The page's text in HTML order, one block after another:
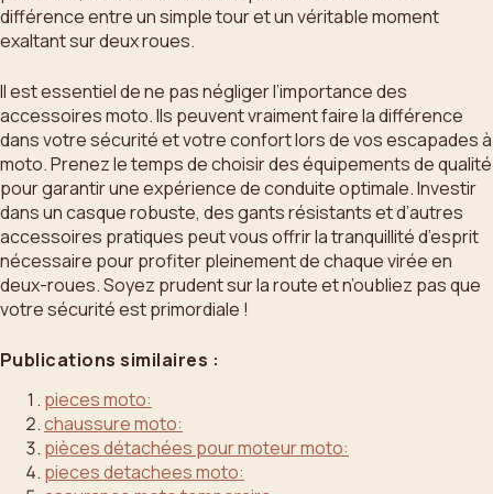
différence entre un simple tour et un véritable moment
exaltant sur deux roues.
Il est essentiel de ne pas négliger l’importance des
accessoires moto. Ils peuvent vraiment faire la différence
dans votre sécurité et votre confort lors de vos escapades à
moto. Prenez le temps de choisir des équipements de qualité
pour garantir une expérience de conduite optimale. Investir
dans un casque robuste, des gants résistants et d’autres
accessoires pratiques peut vous offrir la tranquillité d’esprit
nécessaire pour profiter pleinement de chaque virée en
deux-roues. Soyez prudent sur la route et n’oubliez pas que
votre sécurité est primordiale !
Publications similaires :
pieces moto:
chaussure moto:
pièces détachées pour moteur moto:
pieces detachees moto: